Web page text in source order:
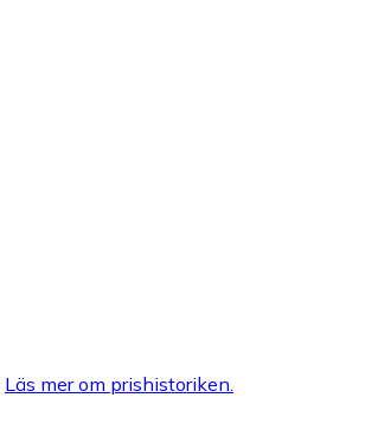
Läs mer om prishistoriken.